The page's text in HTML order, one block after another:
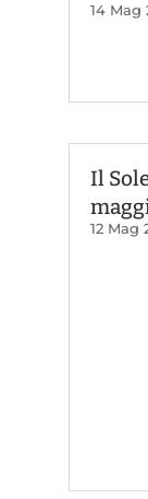
14 Mag
Il
12 Mag